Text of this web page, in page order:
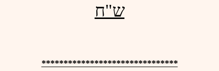
ש"ח
*******************************